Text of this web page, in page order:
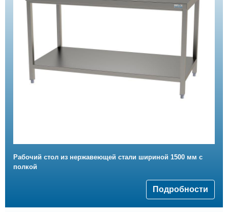
Рабочий стол из нержавеющей стали шириной 1500 мм с
полкой
Подробности